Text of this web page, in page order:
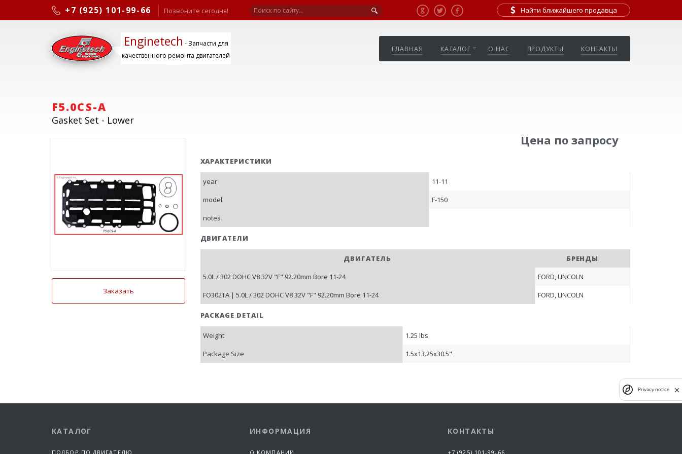
+7 (925) 101-99-66 Позвоните сегодня! Найти ближайшего продавца
Enginetech - Запчасти для
качественного ремонта двигателей
ГЛАВНАЯ КАТАЛОГ О НАС ПРОДУКТЫ КОНТАКТЫ
F5.0CS-A
Gasket Set - Lower
Заказать
Цена по запросу
ХАРАКТЕРИСТИКИ
year
11-11
model
F-150
notes
ДВИГАТЕЛИ
ДВИГАТЕЛЬ
БРЕНДЫ
5.0L / 302 DOHC V8 32V "F" 92.20mm Bore 11-24
FORD, LINCOLN
FO302TA | 5.0L / 302 DOHC V8 32V "F" 92.20mm Bore 11-24
FORD, LINCOLN
PACKAGE DETAIL
Weight
1.25 lbs
Package Size
1.5x13.25x30.5"
КАТАЛОГ
ПОДБОР ПО ДВИГАТЕЛЮ
ИНФОРМАЦИЯ
О КОМПАНИИ
КОНТАКТЫ
+7 (925) 101-99-66
Privacy notice